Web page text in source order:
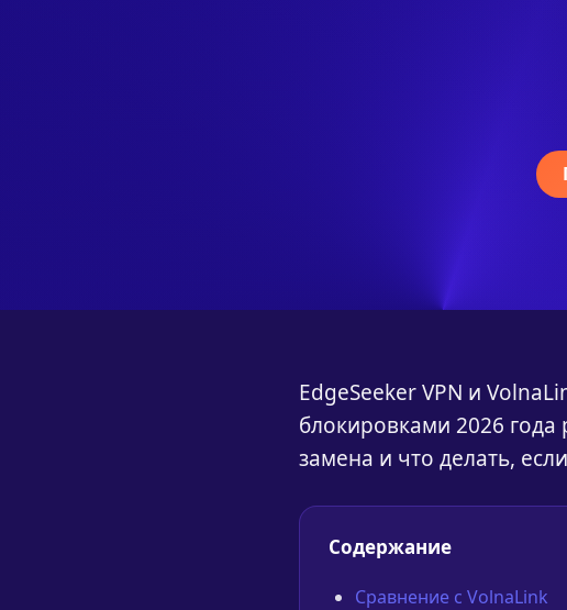
EdgeSeeker VPN и
блокировками 2026
замена и что делать,
Содержание
Сравнение с VolnaLink